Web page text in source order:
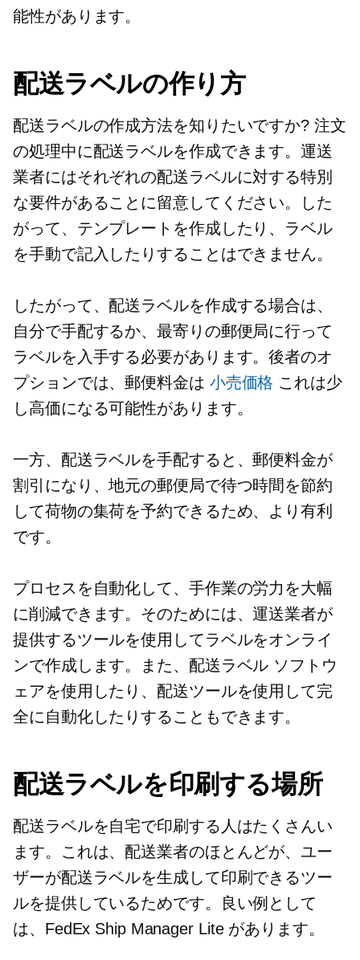
能性があります。
配送ラベルの作り方
配送ラベルの作成方法を知りたいですか? 注文
の処理中に配送ラベルを作成できます。運送
業者にはそれぞれの配送ラベルに対する特別
な要件があることに留意してください。した
がって、テンプレートを作成したり、ラベル
を手動で記入したりすることはできません。
したがって、配送ラベルを作成する場合は、
自分で手配するか、最寄りの郵便局に行って
ラベルを入手する必要があります。後者のオ
プションでは、郵便料金は 小売価格 これは少
し高価になる可能性があります。
一方、配送ラベルを手配すると、郵便料金が
割引になり、地元の郵便局で待つ時間を節約
して荷物の集荷を予約できるため、より有利
です。
プロセスを自動化して、手作業の労力を大幅
に削減できます。そのためには、運送業者が
提供するツールを使用してラベルをオンライ
ンで作成します。また、配送ラベル ソフトウ
ェアを使用したり、配送ツールを使用して完
全に自動化したりすることもできます。
配送ラベルを印刷する場所
配送ラベルを自宅で印刷する人はたくさんい
ます。これは、配送業者のほとんどが、ユー
ザーが配送ラベルを生成して印刷できるツー
ルを提供しているためです。良い例として
は、FedEx Ship Manager Lite があります。